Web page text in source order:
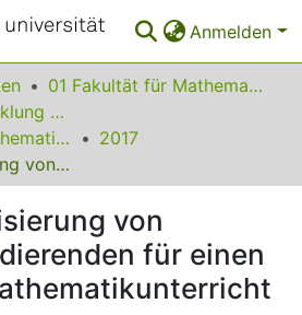
Anmelden
01 Fakultät für Mathematik
Institut für Entwicklung und Erforschung des Mathematikunterrichts
Beiträge zum Mathematikunterricht
2017
Professionalisierung von Lehramtsstudierenden für einen inklusiven Mathematikunterricht
von
für einen